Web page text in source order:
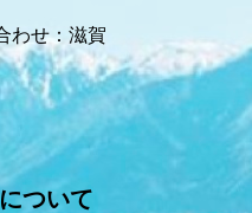
わせ：滋賀
ついて